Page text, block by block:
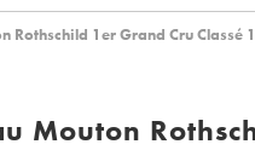
Rothschild 1er Grand Cru Classé
Mouton